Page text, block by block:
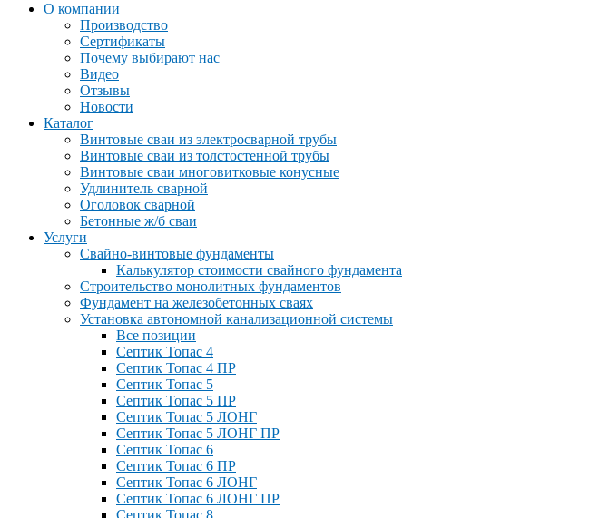
О компании
Производство
Сертификаты
Почему выбирают нас
Видео
Отзывы
Новости
Каталог
Винтовые сваи из электросварной трубы
Винтовые сваи из толстостенной трубы
Винтовые сваи многовитковые конусные
Удлинитель сварной
Оголовок сварной
Бетонные ж/б сваи
Услуги
Свайно-винтовые фундаменты
Калькулятор стоимости свайного фундамента
Строительство монолитных фундаментов
Фундамент на железобетонных сваях
Установка автономной канализационной системы
Все позиции
Септик Топас 4
Септик Топас 4 ПР
Септик Топас 5
Септик Топас 5 ПР
Септик Топас 5 ЛОНГ
Септик Топас 5 ЛОНГ ПР
Септик Топас 6
Септик Топас 6 ПР
Септик Топас 6 ЛОНГ
Септик Топас 6 ЛОНГ ПР
Септик Топас 8